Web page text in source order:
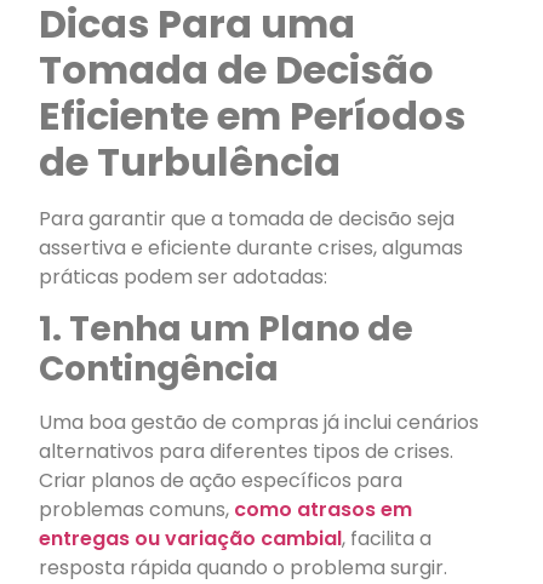
Dicas Para uma
Tomada de Decisão
Eficiente em Períodos
de Turbulência
Para garantir que a tomada de decisão seja
assertiva e eficiente durante crises, algumas
práticas podem ser adotadas:
1. Tenha um Plano de
Contingência
Uma boa gestão de compras já inclui cenários
alternativos para diferentes tipos de crises.
Criar planos de ação específicos para
problemas comuns, como atrasos em
entregas ou variação cambial, facilita a
resposta rápida quando o problema surgir.